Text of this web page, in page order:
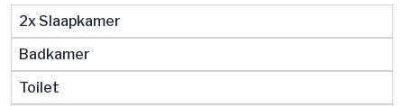
2x Slaapkamer
Badkamer
Toilet